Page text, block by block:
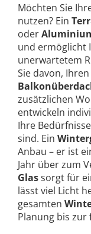
Möchten Sie
nutzen? Ein
oder
und ermöglicht
unerwartetem
Sie davon, Ihren
zusätzlichen
entwickeln
Ihre
sind. Ein
Anbau – er ist
Jahr über zum
Glassorgt für
lässt viel Licht
gesamten
Planung bis zur